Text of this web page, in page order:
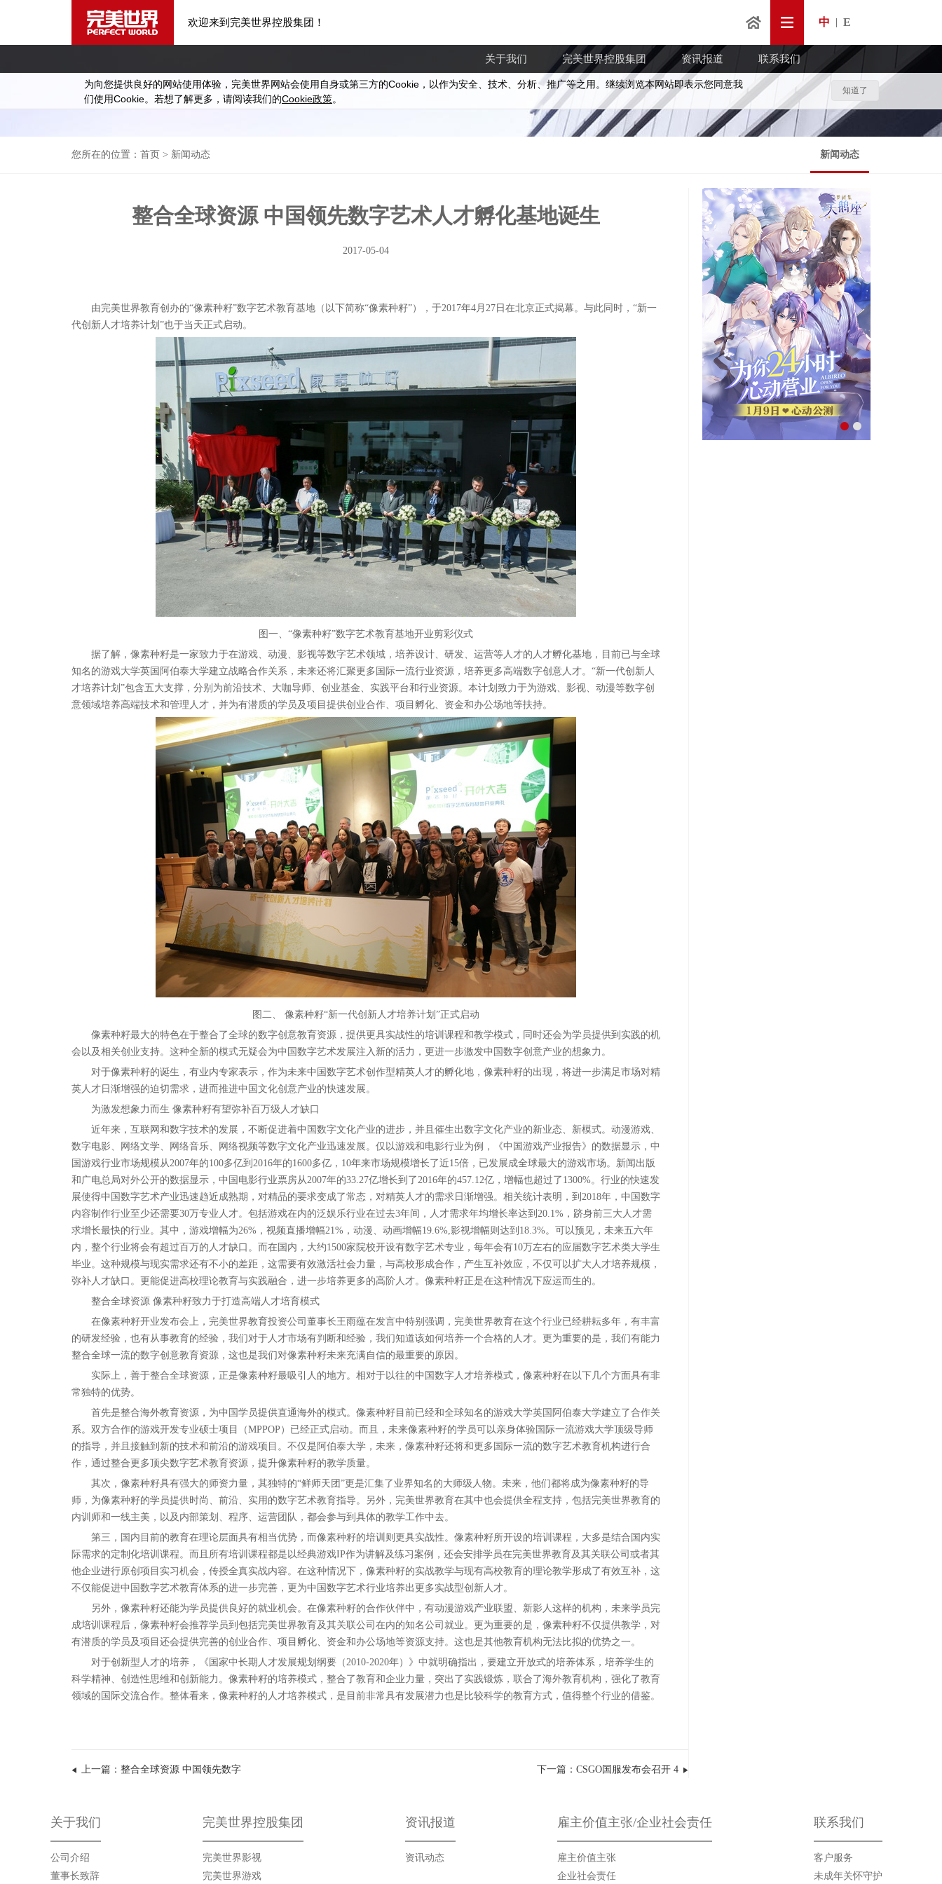
为向您提供良好的网站使用体验，完美世界网站会使用自身或第三方的Cookie ，以作为安全、技术、分析、推广等之用。继续浏览本网站即表示您同意我
们使用Cookie。若想了解更多，请阅读我们的Cookie政策。
知道了
欢迎来到完美世界控股集团！ 中 E
关于我们 完美世界控股集团 资讯报道 联系我们
您所在的位置： 首页 > 新闻动态 新闻动态
整合全球资源 中国领先数字艺术人才孵化基地诞生
2017-05-04
由完美世界教育创办的“像素种籽”数字艺术教育基地（以下简称“像素种籽”），于2017年4月27日在北京正式揭幕。与此同时，“新一
代创新人才培养计划”也于当天正式启动。
图一、“像素种籽”数字艺术教育基地开业剪彩仪式
据了解，像素种籽是一家致力于在游戏、动漫、影视等数字艺术领域，培养设计、研发、运营等人才的人才孵化基地，目前已与全球
知名的游戏大学英国阿伯泰大学建立战略合作关系，未来还将汇聚更多国际一流行业资源，培养更多高端数字创意人才。“新一代创新人
才培养计划”包含五大支撑，分别为前沿技术、大咖导师、创业基金、实践平台和行业资源。本计划致力于为游戏、影视、动漫等数字创
意领域培养高端技术和管理人才，并为有潜质的学员及项目提供创业合作、项目孵化、资金和办公场地等扶持。
图二、 像素种籽“新一代创新人才培养计划”正式启动
像素种籽最大的特色在于整合了全球的数字创意教育资源，提供更具实战性的培训课程和教学模式，同时还会为学员提供到实践的机
会以及相关创业支持。这种全新的模式无疑会为中国数字艺术发展注入新的活力，更进一步激发中国数字创意产业的想象力。
对于像素种籽的诞生，有业内专家表示，作为未来中国数字艺术创作型精英人才的孵化地，像素种籽的出现，将进一步满足市场对精
英人才日渐增强的迫切需求，进而推进中国文化创意产业的快速发展。
为激发想象力而生 像素种籽有望弥补百万级人才缺口
近年来，互联网和数字技术的发展，不断促进着中国数字文化产业的进步，并且催生出数字文化产业的新业态、新模式。动漫游戏、
数字电影、网络文学、网络音乐、网络视频等数字文化产业迅速发展。仅以游戏和电影行业为例，《中国游戏产业报告》的数据显示，中
国游戏行业市场规模从2007年的100多亿到2016年的1600多亿，10年来市场规模增长了近15倍，已发展成全球最大的游戏市场。新闻出版
和广电总局对外公开的数据显示，中国电影行业票房从2007年的33.27亿增长到了2016年的457.12亿，增幅也超过了1300%。行业的快速发
展使得中国数字艺术产业迅速趋近成熟期，对精品的要求变成了常态，对精英人才的需求日渐增强。相关统计表明，到2018年，中国数字
内容制作行业至少还需要30万专业人才。包括游戏在内的泛娱乐行业在过去3年间，人才需求年均增长率达到20.1%，跻身前三大人才需
求增长最快的行业。其中，游戏增幅为26%，视频直播增幅21%，动漫、动画增幅19.6%,影视增幅则达到18.3%。可以预见，未来五六年
内，整个行业将会有超过百万的人才缺口。而在国内，大约1500家院校开设有数字艺术专业，每年会有10万左右的应届数字艺术类大学生
毕业。这种规模与现实需求还有不小的差距，这需要有效激活社会力量，与高校形成合作，产生互补效应，不仅可以扩大人才培养规模，
弥补人才缺口。更能促进高校理论教育与实践融合，进一步培养更多的高阶人才。像素种籽正是在这种情况下应运而生的。
整合全球资源 像素种籽致力于打造高端人才培育模式
在像素种籽开业发布会上，完美世界教育投资公司董事长王雨蕴在发言中特别强调，完美世界教育在这个行业已经耕耘多年，有丰富
的研发经验，也有从事教育的经验，我们对于人才市场有判断和经验，我们知道该如何培养一个合格的人才。更为重要的是，我们有能力
整合全球一流的数字创意教育资源，这也是我们对像素种籽未来充满自信的最重要的原因。
实际上，善于整合全球资源，正是像素种籽最吸引人的地方。相对于以往的中国数字人才培养模式，像素种籽在以下几个方面具有非
常独特的优势。
首先是整合海外教育资源，为中国学员提供直通海外的模式。像素种籽目前已经和全球知名的游戏大学英国阿伯泰大学建立了合作关
系。双方合作的游戏开发专业硕士项目（MPPOP）已经正式启动。而且，未来像素种籽的学员可以亲身体验国际一流游戏大学顶级导师
的指导，并且接触到新的技术和前沿的游戏项目。不仅是阿伯泰大学，未来，像素种籽还将和更多国际一流的数字艺术教育机构进行合
作，通过整合更多顶尖数字艺术教育资源，提升像素种籽的教学质量。
其次，像素种籽具有强大的师资力量，其独特的“鲜师天团”更是汇集了业界知名的大师级人物。未来，他们都将成为像素种籽的导
师，为像素种籽的学员提供时尚、前沿、实用的数字艺术教育指导。另外，完美世界教育在其中也会提供全程支持，包括完美世界教育的
内训师和一线主美，以及内部策划、程序、运营团队，都会参与到具体的教学工作中去。
第三，国内目前的教育在理论层面具有相当优势，而像素种籽的培训则更具实战性。像素种籽所开设的培训课程，大多是结合国内实
际需求的定制化培训课程。而且所有培训课程都是以经典游戏IP作为讲解及练习案例，还会安排学员在完美世界教育及其关联公司或者其
他企业进行原创项目实习机会，传授全真实战内容。在这种情况下，像素种籽的实战教学与现有高校教育的理论教学形成了有效互补，这
不仅能促进中国数字艺术教育体系的进一步完善，更为中国数字艺术行业培养出更多实战型创新人才。
另外，像素种籽还能为学员提供良好的就业机会。在像素种籽的合作伙伴中，有动漫游戏产业联盟、新影人这样的机构，未来学员完
成培训课程后，像素种籽会推荐学员到包括完美世界教育及其关联公司在内的知名公司就业。更为重要的是，像素种籽不仅提供教学，对
有潜质的学员及项目还会提供完善的创业合作、项目孵化、资金和办公场地等资源支持。这也是其他教育机构无法比拟的优势之一。
对于创新型人才的培养，《国家中长期人才发展规划纲要（2010-2020年）》中就明确指出，要建立开放式的培养体系，培养学生的
科学精神、创造性思维和创新能力。像素种籽的培养模式，整合了教育和企业力量，突出了实践锻炼，联合了海外教育机构，强化了教育
领域的国际交流合作。整体看来，像素种籽的人才培养模式，是目前非常具有发展潜力也是比较科学的教育方式，值得整个行业的借鉴。
下一篇：CSGO国服发布会召开 4
上一篇：整合全球资源 中国领先数字